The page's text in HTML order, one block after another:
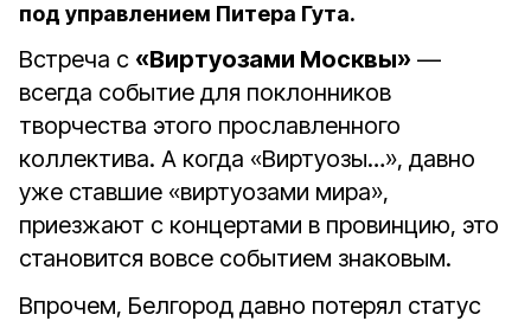
под управлением Питера Гута.
Встреча с «Виртуозами Москвы» —
всегда событие для поклонников
творчества этого прославленного
коллектива. А когда «Виртуозы…», давно
уже ставшие «виртуозами мира»,
приезжают с концертами в провинцию, это
становится вовсе событием знаковым.
Впрочем, Белгород давно потерял статус